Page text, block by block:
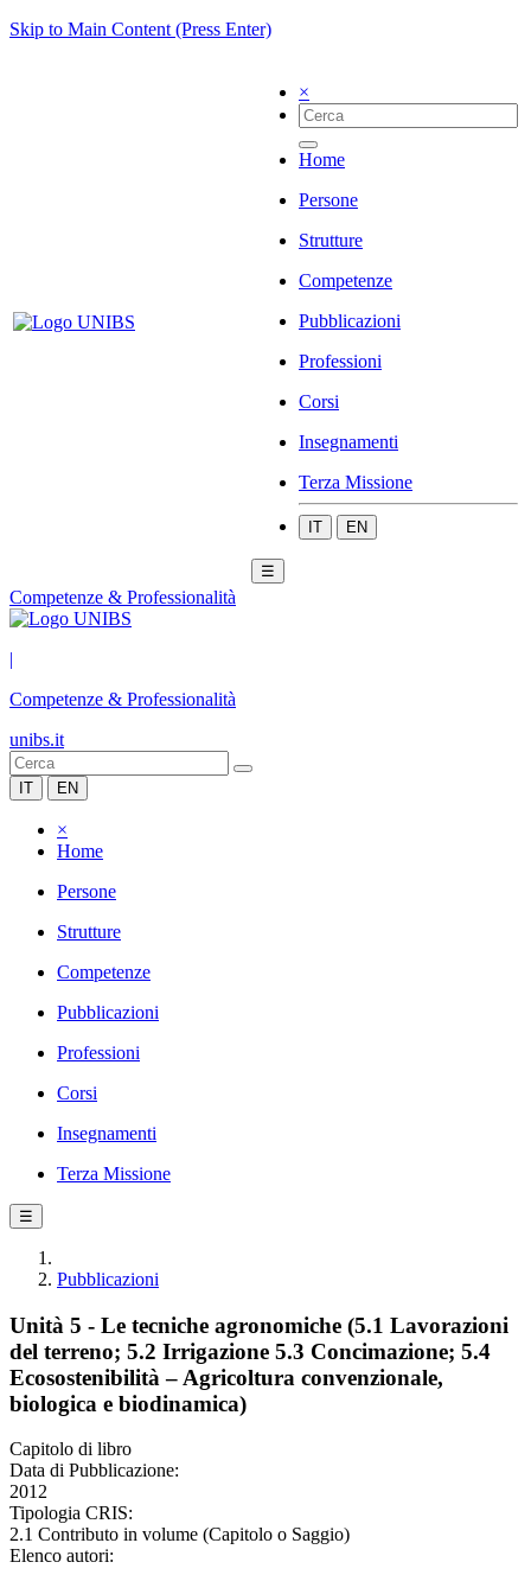
Skip to Main Content (Press Enter)
×
Home
Persone
Strutture
Competenze
Pubblicazioni
Professioni
Corsi
Insegnamenti
Terza Missione
IT EN
☰
Competenze & Professionalità
|
Competenze & Professionalità
unibs.it
IT EN
×
Home
Persone
Strutture
Competenze
Pubblicazioni
Professioni
Corsi
Insegnamenti
Terza Missione
☰
Pubblicazioni
Unità 5 - Le tecniche agronomiche (5.1 Lavorazioni
del terreno; 5.2 Irrigazione 5.3 Concimazione; 5.4
Ecosostenibilità – Agricoltura convenzionale,
biologica e biodinamica)
Capitolo di libro
Data di Pubblicazione:
2012
Tipologia CRIS:
2.1 Contributo in volume (Capitolo o Saggio)
Elenco autori: